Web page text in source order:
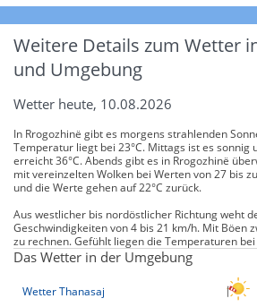
Weitere Details zum Wetter
und Umgebung
Wetter heute, 10.08.2026
In Rrogozhinë gibt es morgens strahlenden
Temperatur liegt bei 23°C. Mittags ist es sonnig
erreicht 36°C. Abends gibt es in Rrogozhinë
mit vereinzelten Wolken bei Werten von 27 bis
und die Werte gehen auf 22°C zurück.
Aus westlicher bis nordöstlicher Richtung weht
Geschwindigkeiten von 4 bis 21 km/h. Mit Böen
zu rechnen. Gefühlt liegen die Temperaturen bei
Das Wetter in der Umgebung
Wetter Thanasaj